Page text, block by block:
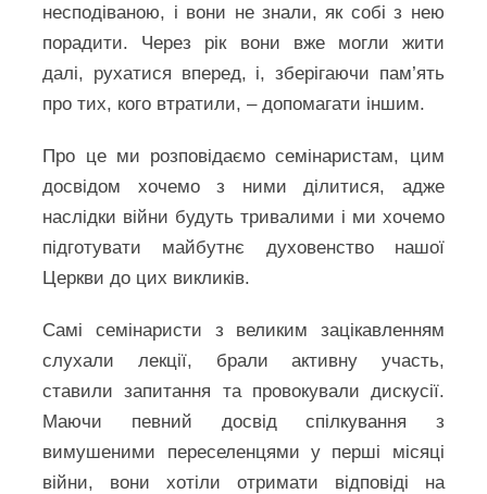
несподіваною, і вони не знали, як собі з нею
порадити. Через рік вони вже могли жити
далі, рухатися вперед, і, зберігаючи пам’ять
про тих, кого втратили, – допомагати іншим.
Про це ми розповідаємо семінаристам, цим
досвідом хочемо з ними ділитися, адже
наслідки війни будуть тривалими і ми хочемо
підготувати майбутнє духовенство нашої
Церкви до цих викликів.
Самі семінаристи з великим зацікавленням
слухали лекції, брали активну участь,
ставили запитання та провокували дискусії.
Маючи певний досвід спілкування з
вимушеними переселенцями у перші місяці
війни, вони хотіли отримати відповіді на